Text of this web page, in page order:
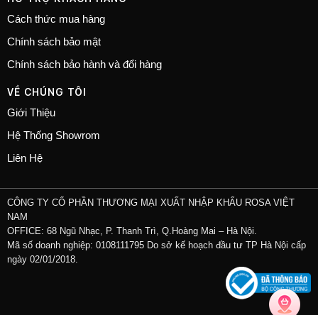
Cách thức mua hàng
Chính sách bảo mật
Chính sách bảo hành và đổi hàng
VỀ CHÚNG TÔI
Giới Thiệu
Hệ Thống Showrom
Liên Hệ
CÔNG TY CỔ PHẦN THƯƠNG MẠI XUẤT NHẬP KHẨU ROSA VIỆT
NAM
OFFICE: 68 Ngũ Nhạc, P. Thanh Trì, Q.Hoàng Mai – Hà Nội.
Mã số doanh nghiệp: 0108111795 Do sở kế hoạch đầu tư TP Hà Nội cấp
ngày 02/01/2018.